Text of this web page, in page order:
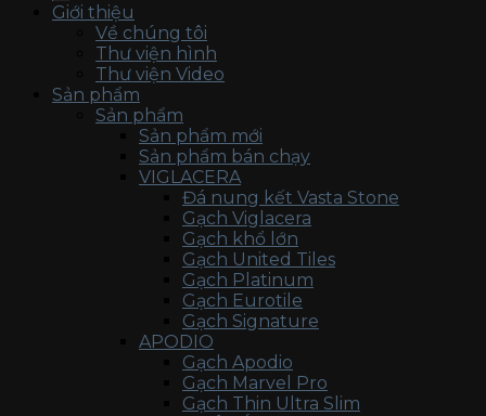
Giới thiệu
Về chúng tôi
Thư viện hình
Thư viện Video
Sản phẩm
Sản phẩm
Sản phẩm mới
Sản phẩm bán chạy
VIGLACERA
Đá nung kết Vasta Stone
Gạch Viglacera
Gạch khổ lớn
Gạch United Tiles
Gạch Platinum
Gạch Eurotile
Gạch Signature
APODIO
Gạch Apodio
Gạch Marvel Pro
Gạch Thin Ultra Slim